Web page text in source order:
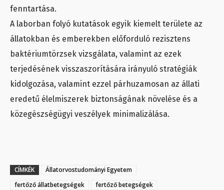
fenntartása.
A laborban folyó kutatások egyik kiemelt területe az
állatokban és emberekben előforduló rezisztens
baktériumtörzsek vizsgálata, valamint az ezek
terjedésének visszaszorítására irányuló stratégiák
kidolgozása, valamint ezzel párhuzamosan az állati
eredetű élelmiszerek biztonságának növelése és a
közegészségügyi veszélyek minimalizálása.
CÍMKÉK
Állatorvostudományi Egyetem
fertőző állatbetegségek
fertőző betegségek